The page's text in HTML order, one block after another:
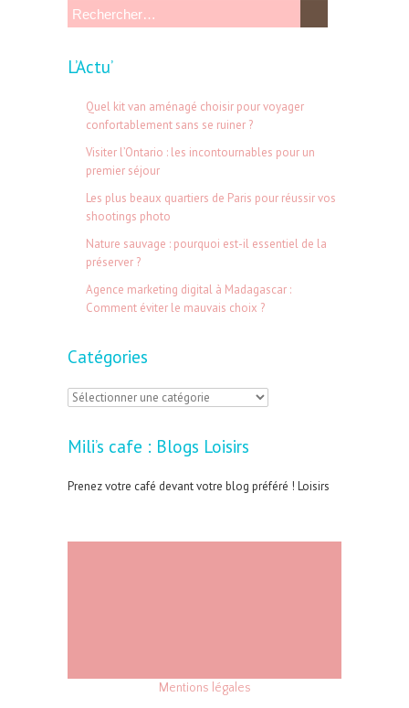
cL’Actu’
Quel kit van aménagé choisir pour voyager
confortablement sans se ruiner ?
Visiter l’Ontario : les incontournables pour un
premier séjour
Les plus beaux quartiers de Paris pour réussir vos
shootings photo
Nature sauvage : pourquoi est-il essentiel de la
préserver ?
Agence marketing digital à Madagascar :
Comment éviter le mauvais choix ?
Catégories
C
t
é
o
Mili’s cafe : Blogs Loisirs
Prenez votre café devant votre blog préféré ! Loisirs
Mentions légales